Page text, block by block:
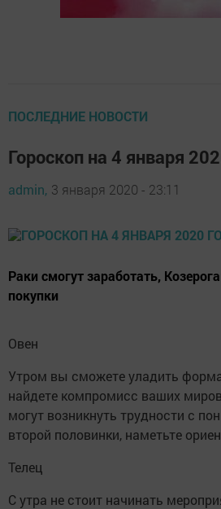
ПОСЛЕДНИЕ НОВОСТИ
Гороскоп на 4 января
admin, 3 января 2020 - 23:11
Раки смогут заработать,
покупки
Овен
Утром вы сможете уладить
найдете компромисс ваших
могут возникнуть трудности с
второй половинки, наметьте
Телец
С утра не стоит начинать